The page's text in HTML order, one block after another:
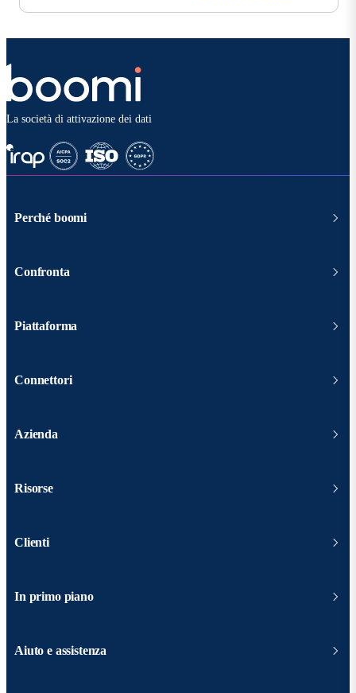
La società di attivazione dei dati
Perché boomi
Confronta
Piattaforma
Connettori
Azienda
Risorse
Clienti
In primo piano
Aiuto e assistenza